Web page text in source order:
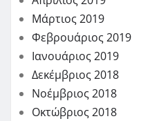
Μάρτιος 2019
Φεβρουάριος 2019
Ιανουάριος 2019
Δεκέμβριος 2018
Νοέμβριος 2018
Οκτώβριος 2018